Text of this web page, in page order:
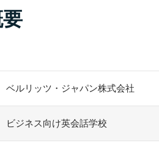
ベルリッツ・ジャパン株式会社
ビジネス向け英会話学校